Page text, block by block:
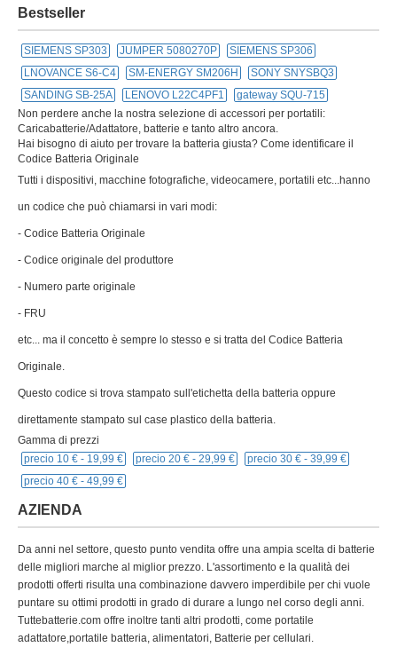
Bestseller
SIEMENS SP303 JUMPER 5080270P
SIEMENS SP306
LNOVANCE S6-C4
SM-ENERGY SM206H
SONY SNYSBQ3
SANDING SB-25A
LENOVO L22C4PF1
gateway SQU-715
Non perdere anche la nostra selezione di accessori per portatili:
Caricabatterie/Adattatore, batterie e tanto altro ancora.
Hai bisogno di aiuto per trovare la batteria giusta? Come identificare il
Codice Batteria Originale
Tutti i dispositivi, macchine fotografiche, videocamere, portatili etc...hanno
un codice che può chiamarsi in vari modi:
- Codice Batteria Originale
- Codice originale del produttore
- Numero parte originale
- FRU
etc... ma il concetto è sempre lo stesso e si tratta del Codice Batteria
Originale.
Questo codice si trova stampato sull'etichetta della batteria oppure
direttamente stampato sul case plastico della batteria.
Gamma di prezzi
precio 10 € - 19,99 € precio 20 € - 29,99 € precio 30 € - 39,99 €
precio 40 € - 49,99 €
AZIENDA
Da anni nel settore, questo punto vendita offre una ampia scelta di batterie
delle migliori marche al miglior prezzo. L'assortimento e la qualità dei
prodotti offerti risulta una combinazione davvero imperdibile per chi vuole
puntare su ottimi prodotti in grado di durare a lungo nel corso degli anni.
Tuttebatterie.com offre inoltre tanti altri prodotti, come portatile
adattatore,portatile batteria, alimentatori, Batterie per cellulari.